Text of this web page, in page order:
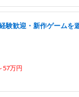
験歓迎・新作ゲームを
57万円